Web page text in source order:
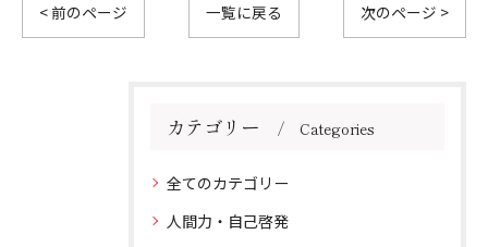
< 前のページ 一覧に戻る 次のページ >
カテゴリー Categories
全てのカテゴリー
人間力・自己啓発